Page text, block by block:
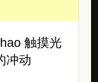
触摸光
冲动